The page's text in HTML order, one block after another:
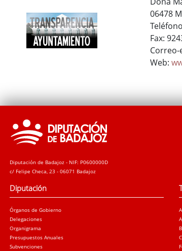
06478
Fax:
Web:
Diputación de Badajoz - NIF: P0600000D
c/ Felipe Checa, 23 - 06071 Badajoz
Diputación
Órganos de Gobierno
Delegaciones
Organigrama
Presupuestos Anuales
Subvenciones